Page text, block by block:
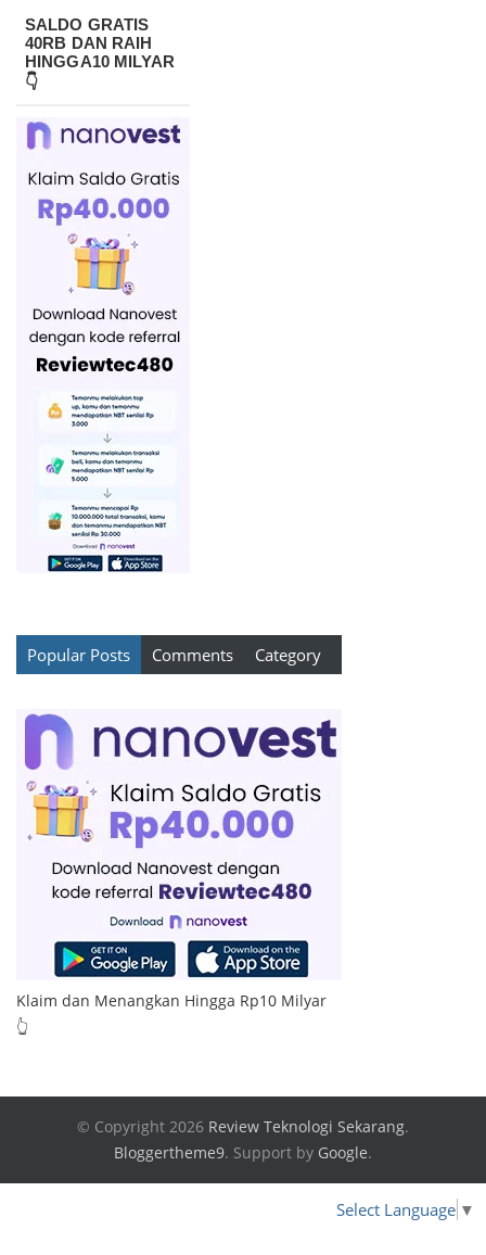
SALDO GRATIS
40RB DAN RAIH
HINGGA10 MILYAR
👇
Popular Posts Comments Category
Klaim dan Menangkan Hingga Rp10 Milyar
👆
© Copyright 2026 Review Teknologi Sekarang.
Bloggertheme9. Support by Google.
Select Language ▼